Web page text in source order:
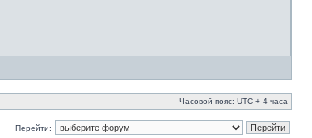
Часовой пояс: UTC + 4 часа
Перейти: